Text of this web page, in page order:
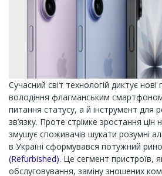
Сучасний світ технологій диктує нові
володіння флагманським
питання статусу, а й інструмент для
зв’язку. Проте стрімке зростання цін
змушує споживачів шукати розумні
в Україні сформувався потужний
(Refurbished). Це сегмент пристроїв,
обслуговування, заміну зношених